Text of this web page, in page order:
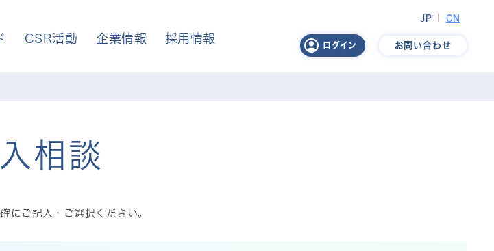
CSR活動 企業情報 採用情報
ログイン
JP CN
お問い合わせ
相談
にご記入・ご選択ください。